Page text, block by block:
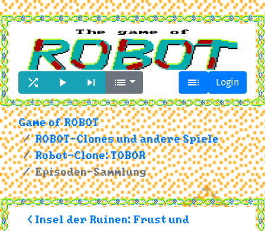
     Login
Game of ROBOT
ROBOT-Clones und andere Spiele
Robot-Clone: TOBOR
Episoden-Sammlung
< Insel der Ruinen: Frust und